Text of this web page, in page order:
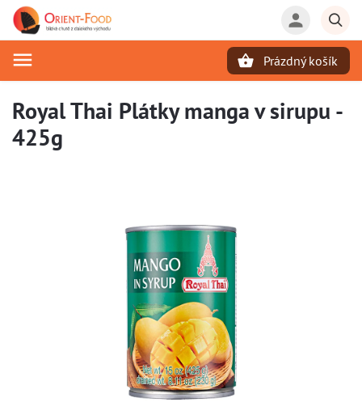
Prázdný košík
Royal Thai Plátky manga v sirupu -
425g